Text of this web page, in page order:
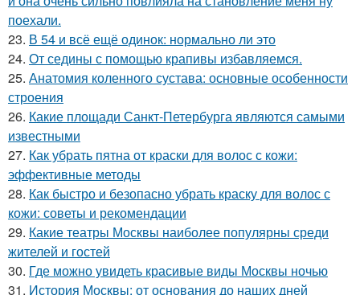
поехали.
23. В 54 и всё ещё одинок: нормально ли это
24. От седины с помощью крапивы избавляемся.
25. Анатомия коленного сустава: основные особенности
строения
26. Какие площади Санкт-Петербурга являются самыми
известными
27. Как убрать пятна от краски для волос с кожи:
эффективные методы
28. Как быстро и безопасно убрать краску для волос с
кожи: советы и рекомендации
29. Какие театры Москвы наиболее популярны среди
жителей и гостей
30. Где можно увидеть красивые виды Москвы ночью
31. История Москвы: от основания до наших дней